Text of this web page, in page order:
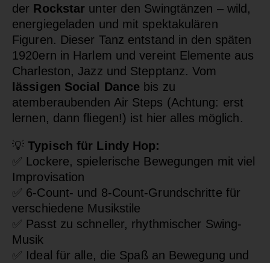
der Rockstar unter den Swingtänzen – wild,
energiegeladen und mit spektakulären
Figuren. Dieser Tanz entstand in den späten
1920ern in Harlem und vereint Elemente aus
Charleston, Jazz und Stepptanz. Vom
lässigen Social Dance bis zu
atemberaubenden Air Steps (Achtung: erst
lernen, dann fliegen!) ist hier alles möglich.
💡 Typisch für Lindy Hop:
✅ Lockere, spielerische Bewegungen mit viel
Improvisation
✅ 6-Count- und 8-Count-Grundschritte für
verschiedene Musikstile
✅ Passt zu schneller, rhythmischer Swing-
Musik
✅ Ideal für alle, die Spaß an Bewegung und